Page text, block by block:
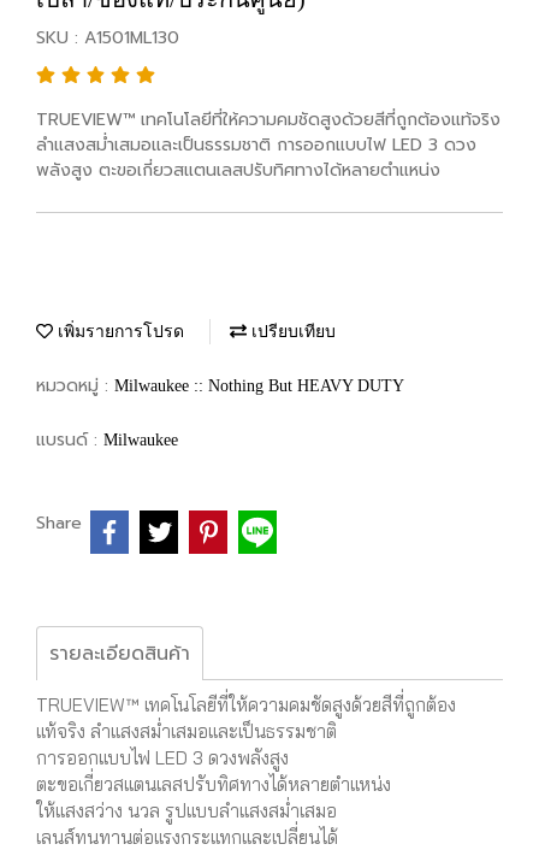
SKU : A1501ML130
TRUEVIEW™ เทคโนโลยีที่ให้ความคมชัดสูงด้วยสีที่ถูกต้องแท้จริง
ลำแสงสม่ำเสมอและเป็นธรรมชาติ การออกแบบไฟ LED 3 ดวง
พลังสูง ตะขอเกี่ยวสแตนเลสปรับทิศทางได้หลายตำแหน่ง
เพิ่มรายการโปรด เปรียบเทียบ
หมวดหมู่ : Milwaukee :: Nothing But HEAVY DUTY
แบรนด์ : Milwaukee
Share
รายละเอียดสินค้า
TRUEVIEW™ เทคโนโลยีที่ให้ความคมชัดสูงด้วยสีที่ถูกต้อง
แท้จริง ลำแสงสม่ำเสมอและเป็นธรรมชาติ
การออกแบบไฟ LED 3 ดวงพลังสูง
ตะขอเกี่ยวสแตนเลสปรับทิศทางได้หลายตำแหน่ง
ให้แสงสว่าง นวล รูปแบบลำแสงสม่ำเสมอ
เลนส์ทนทานต่อแรงกระแทกและเปลี่ยนได้